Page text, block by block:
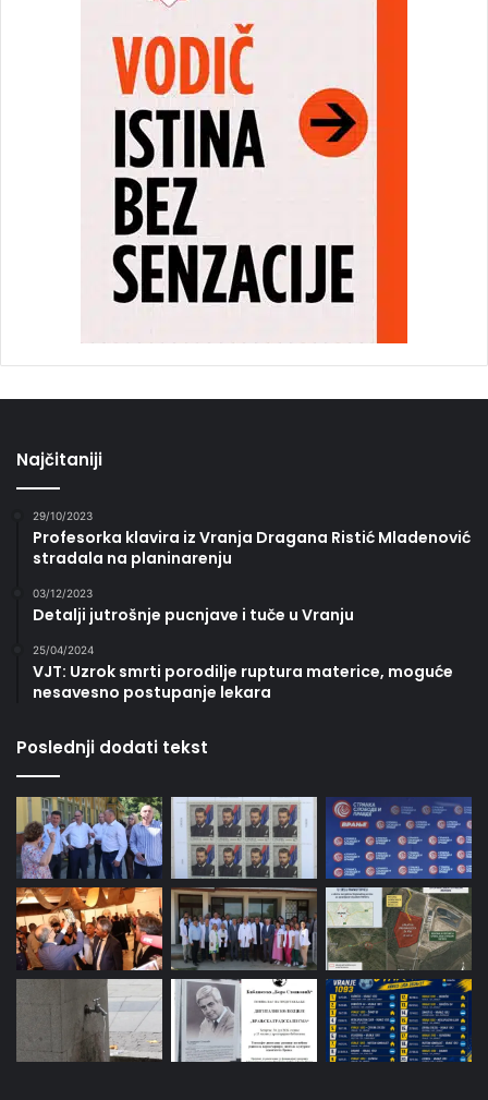
Najčitaniji
29/10/2023
Profesorka klavira iz Vranja Dragana Ristić Mladenović
stradala na planinarenju
03/12/2023
Detalji jutrošnje pucnjave i tuče u Vranju
25/04/2024
VJT: Uzrok smrti porodilje ruptura materice, moguće
nesavesno postupanje lekara
Poslednji dodati tekst